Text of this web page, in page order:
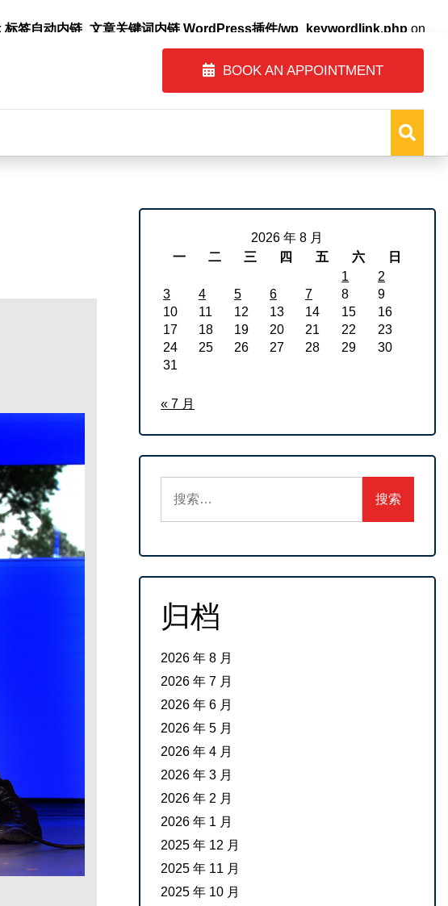
签自动内链_文章关键词内链 WordPress插件/wp_keywordlink.php on
BOOK AN APPOINTMENT
2026 年 8 月
一
二 三 四 五 六
日
1
2
3
4 5 6 7 8
9
10
11 12 13 14 15
16
17
18 19 20 21 22
23
24
25 26 27 28 29
30
31
« 7 月
索：
归档
2026 年 8 月
2026 年 7 月
2026 年 6 月
2026 年 5 月
2026 年 4 月
2026 年 3 月
2026 年 2 月
2026 年 1 月
2025 年 12 月
2025 年 11 月
2025 年 10 月